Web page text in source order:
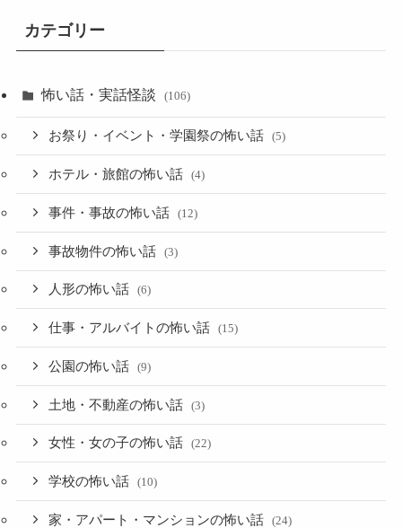
カテゴリー
怖い話・実話怪談 (106)
お祭り・イベント・学園祭の怖い話 (5)
ホテル・旅館の怖い話 (4)
事件・事故の怖い話 (12)
事故物件の怖い話 (3)
人形の怖い話 (6)
仕事・アルバイトの怖い話 (15)
公園の怖い話 (9)
土地・不動産の怖い話 (3)
女性・女の子の怖い話 (22)
学校の怖い話 (10)
家・アパート・マンションの怖い話 (24)